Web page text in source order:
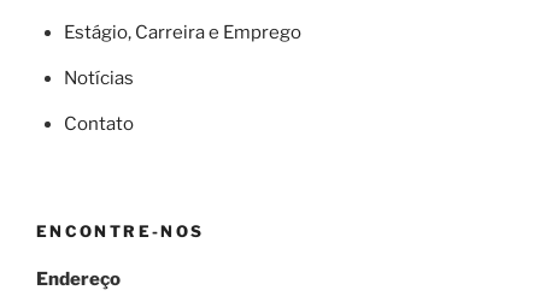
Estágio, Carreira e Emprego
Notícias
Contato
ENCONTRE-NOS
Endereço